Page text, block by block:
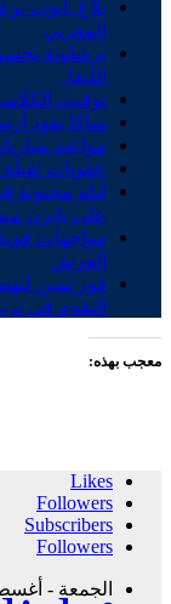
بلاغ..أيوب
المغربي
برشلونة
الليغا.
توقيت
ساكا يقود
مواعيد مباريات
عقوبات
ليلة مجنونة
على بايرن
مواجهات
العرش
فوز ثمين
التقدم في
معجب بهذه:
Likes
Followers
Subscribers
Followers
الجمعة - أغسطس